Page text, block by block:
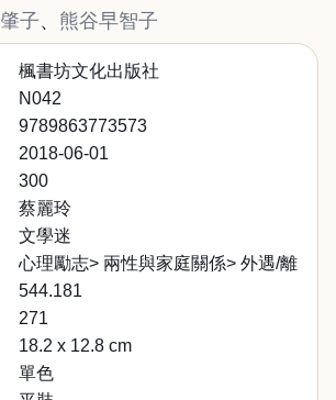
子、 熊谷早智子
楓書坊文化出版社
N042
9789863773573
2018-06-01
300
蔡麗玲
文學迷
心理勵志> 兩性與家庭關係> 外遇/離婚
544.181
271
18.2 x 12.8 cm
單色